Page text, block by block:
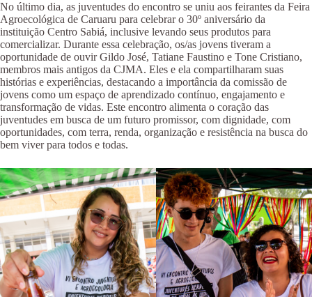
No último dia, as juventudes do encontro se uniu aos feirantes da Feira
Agroecológica de Caruaru para celebrar o 30º aniversário da
instituição Centro Sabiá, inclusive levando seus produtos para
comercializar. Durante essa celebração, os/as jovens tiveram a
oportunidade de ouvir Gildo José, Tatiane Faustino e Tone Cristiano,
membros mais antigos da CJMA. Eles e ela compartilharam suas
histórias e experiências, destacando a importância da comissão de
jovens como um espaço de aprendizado contínuo, engajamento e
transformação de vidas. Este encontro alimenta o coração das
juventudes em busca de um futuro promissor, com dignidade, com
oportunidades, com terra, renda, organização e resistência na busca do
bem viver para todos e todas.